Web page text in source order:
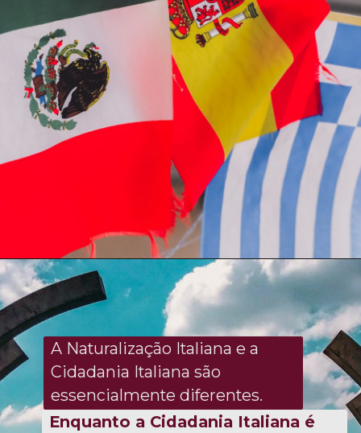
A Naturalização Italiana e a
Cidadania Italiana são
essencialmente diferentes.
Enquanto a Cidadania Italiana é